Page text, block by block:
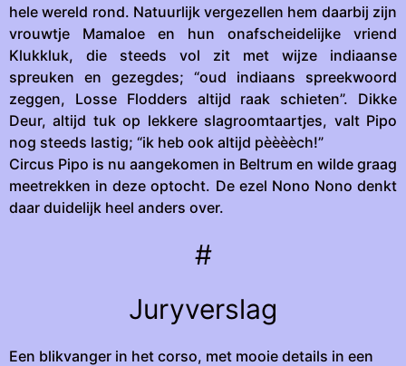
hele wereld rond. Natuurlijk vergezellen hem daarbij zijn
vrouwtje Mamaloe en hun onafscheidelijke vriend
Klukkluk, die steeds vol zit met wijze indiaanse
spreuken en gezegdes; “oud indiaans spreekwoord
zeggen, Losse Flodders altijd raak schieten”. Dikke
Deur, altijd tuk op lekkere slagroomtaartjes, valt Pipo
nog steeds lastig; “ik heb ook altijd pèèèèch!”
Circus Pipo is nu aangekomen in Beltrum en wilde graag
meetrekken in deze optocht. De ezel Nono Nono denkt
daar duidelijk heel anders over.
#
Juryverslag
Een blikvanger in het corso, met mooie details in een